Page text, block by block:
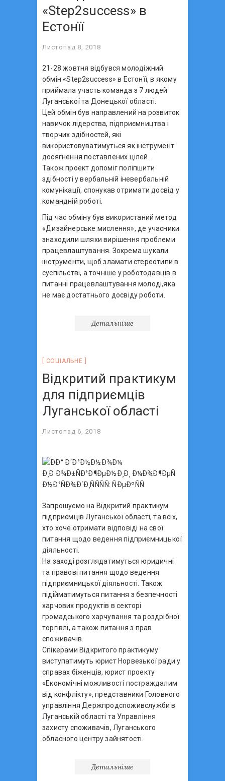
«Step2success» в
Естонїї
Листопад 8, 2018
21-28 жовтня відбувся молодіжний
обмін «Step2success» в Естонїї, в якому
приймала участь команда з 7 людей
Луганської та Донецької області.
Цей обмін був направлений на розвиток
навичок лідерства, підприємництва і
творчих здібностей, які
використовуватимуться як інструмент
досягнення поставлених цілей.
Також проект допоміг поліпшити
здібності у вербальній іневербальній
комунікації, спонукав отримати досвід у
командній роботі.
Під час обміну був використаний метод
«Дизайнерське мислення», де учасники
знаходили шляхи вирішення проблеми
працевлаштування. Зокрема шукали
інструменти, щоб зламати стереотипи в
суспільстві, а точніше у роботодавців в
питанні працевлаштування молоді,яка
не має достатнього досвіду роботи.
Детальніше
СОЦIАЛЬНЕ
Відкритий практикум
для підприємців
Луганської області
Листопад 6, 2018
Запрошуємо на Відкритий практикум
підприємців Луганської області, та всіх,
хто хоче отримати відповіді на свої
питання щодо ведення підприємницької
діяльності.
На заході розглядатимуться юридичні
та правові питання щодо ведення
підприємницької діяльності. Також
підійматимуться питання з безпечності
харчових продуктів в секторі
громадського харчування та роздрібної
торгівлі, а також питання з прав
споживачів.
Спікерами Відкритого практикуму
виступатимуть юрист Норвезької ради у
справах біженців, юрист проекту
«Економічні можливості постраждалим
від конфлікту», представники Головного
управління Держпродспоживслужби в
Луганській області та Управління
захисту споживачів, Луганського
обласного центру зайнятості.
Детальніше